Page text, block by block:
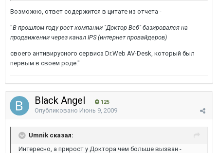
Возможно, ответ содержится в цитате из отчета -
"В прошлом году рост компании "Доктор Веб" базировался на
продвижении через канал IPS (интернет провайдеров)
своего антивирусного сервиса Dr.Web AV-Desk, который был
первым в своем роде."
Black Angel 125
Опубликовано Июнь 9, 2009
Umnik сказал:
Интересно, а прирост у Доктора чем больше вызван -